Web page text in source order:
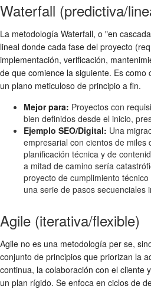
Waterfall (predictiva/
La metodología Waterfall, o "en
lineal donde cada fase del proyecto
implementación, verificación,
de que comience la siguiente. Es como
un plano meticuloso de principio a fin.
Mejor para: Proyectos con
bien definidos desde el inicio,
Ejemplo SEO/Digital: Una
empresarial con cientos de miles
planificación técnica y de
a mitad de camino sería
proyecto de cumplimiento
una serie de pasos secuenciales
Agile (iterativa/flexible)
Agile no es una metodología per se,
conjunto de principios que priorizan la
continua, la colaboración con el cliente
un plan rígido. Se enfoca en ciclos de